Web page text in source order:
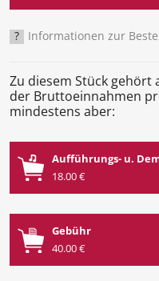
? Informationen zur
Zu diesem Stück gehört
der Bruttoeinnahmen
mindestens aber:
Aufführungs- u.
18.00 €
Gebühr
40.00 €